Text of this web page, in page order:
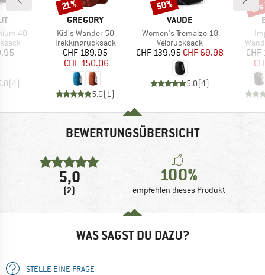
40
(4)
MARKE
GREGORY
Artikel
Kid's Wander 50
Produktgruppe
Trekkingrucksack
Preis
CHF 189.95reduzierter Preis
CHF 150.06
5.0(1)
Rabatt
21%
MARKE
VAUDE
Artikel
Women's Tremalzo 18
Produktgruppe
Velorucksack
Preis
CHF 139.95reduzierter Preis
CHF 69.98
5.0(4)
Rabatt
50%
BEWERTUNGSÜBERSICHT
5,0
(2)
100%
empfehlen dieses Produkt
WAS SAGST DU DAZU?
STELLE EINE FRAGE